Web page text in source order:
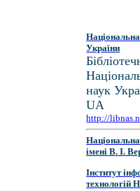
України
наук
UA
http://
імені В. І.
Інститут
технологій